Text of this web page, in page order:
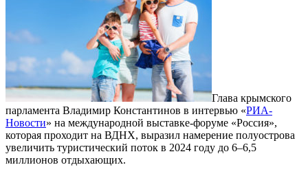
Глава крымского
парламента Владимир Константинов в интервью «РИА-
Новости» на международной выставке-форуме «Россия»,
которая проходит на ВДНХ, выразил намерение полуострова
увеличить туристический поток в 2024 году до 6–6,5
миллионов отдыхающих.